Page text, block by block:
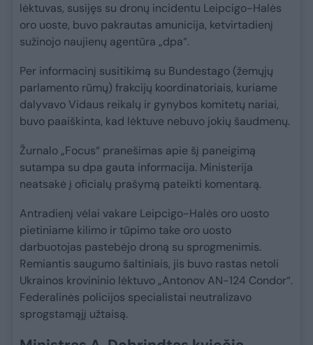
lėktuvas, susijęs su dronų incidentu Leipcigo-Halės
oro uoste, buvo pakrautas amunicija, ketvirtadienį
sužinojo naujienų agentūra „dpa“.
Per informacinį susitikimą su Bundestago (žemųjų
parlamento rūmų) frakcijų koordinatoriais, kuriame
dalyvavo Vidaus reikalų ir gynybos komitetų nariai,
buvo paaiškinta, kad lėktuve nebuvo jokių šaudmenų.
Žurnalo „Focus“ pranešimas apie šį paneigimą
sutampa su dpa gauta informacija. Ministerija
neatsakė į oficialų prašymą pateikti komentarą.
Antradienį vėlai vakare Leipcigo-Halės oro uosto
pietiniame kilimo ir tūpimo take oro uosto
darbuotojas pastebėjo droną su sprogmenimis.
Remiantis saugumo šaltiniais, jis buvo rastas netoli
Ukrainos krovininio lėktuvo „Antonov AN-124 Condor“.
Federalinės policijos specialistai neutralizavo
sprogstamąjį užtaisą.